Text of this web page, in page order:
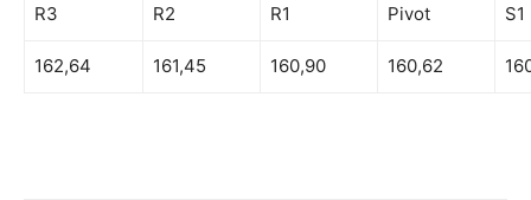
R3 R2 R1 Pivot S1
162,64 161,45 160,90 160,62